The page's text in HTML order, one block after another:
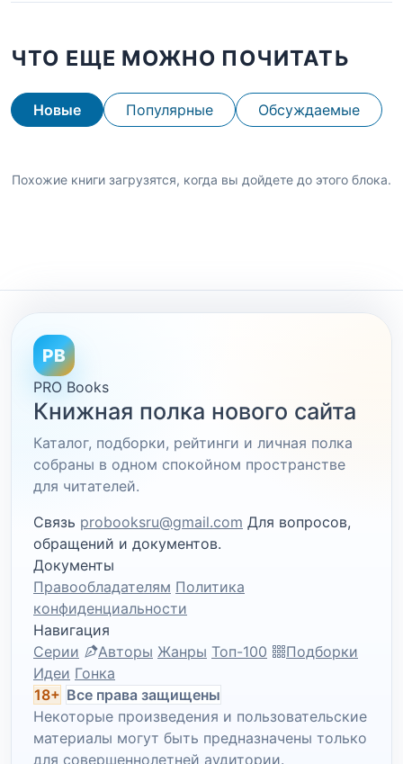
ЧТО ЕЩЕ МОЖНО ПОЧИТАТЬ
Новые Популярные Обсуждаемые
Похожие книги загрузятся, когда вы дойдете до этого блока.
PB
PRO Books
Книжная полка нового сайта
Каталог, подборки, рейтинги и личная полка
собраны в одном спокойном пространстве
для читателей.
Связь probooksru@gmail.com Для вопросов,
обращений и документов.
Документы
Правообладателям Политика
конфиденциальности
Навигация
Серии
Авторы Жанры Топ-100
Подборки
Идеи Гонка
18+ Все права защищены
Некоторые произведения и пользовательские
материалы могут быть предназначены только
для совершеннолетней аудитории.